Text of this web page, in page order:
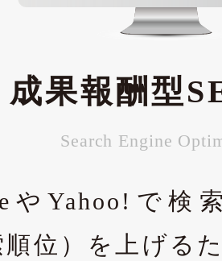
成果報酬型
Search Engine
やYahoo!で検
順位）を上げる